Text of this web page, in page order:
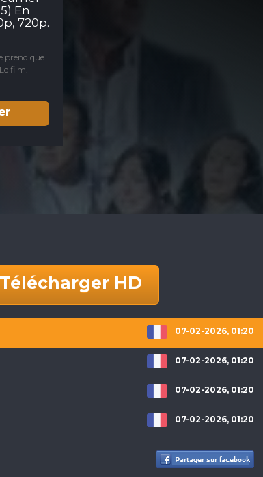
En
720p.
prend que
film.
Télécharger HD
07-02-2026, 01:20
07-02-2026, 01:20
07-02-2026, 01:20
07-02-2026, 01:20